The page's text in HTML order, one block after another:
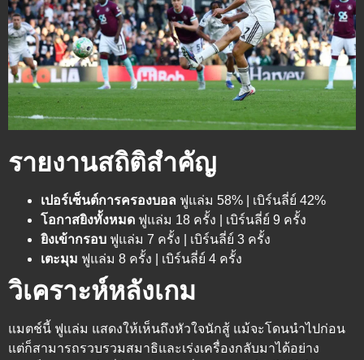
รายงานสถิติสำคัญ
เปอร์เซ็นต์การครองบอล ฟูแล่ม 58% | เบิร์นลี่ย์ 42%
โอกาสยิงทั้งหมด ฟูแล่ม 18 ครั้ง | เบิร์นลี่ย์ 9 ครั้ง
ยิงเข้ากรอบ ฟูแล่ม 7 ครั้ง | เบิร์นลี่ย์ 3 ครั้ง
เตะมุม ฟูแล่ม 8 ครั้ง | เบิร์นลี่ย์ 4 ครั้ง
วิเคราะห์หลังเกม
แมตช์นี้ ฟูแล่ม แสดงให้เห็นถึงหัวใจนักสู้ แม้จะโดนนำไปก่อน
แต่ก็สามารถรวบรวมสมาธิและเร่งเครื่องกลับมาได้อย่าง